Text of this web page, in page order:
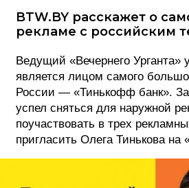
BTW.BY расскажет о
рекламе с российским
Ведущий «Вечернего Урганта»
является лицом самого
России — «Тинькофф банк».
успел сняться для наружной
поучаствовать в трех
пригласить Олега Тинькова на
БИЗНЕС